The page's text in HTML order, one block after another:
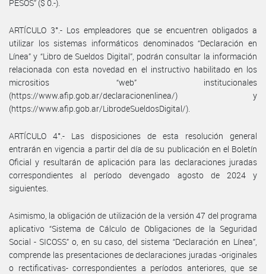
PESOS” ($ 0.-).
ARTÍCULO 3°.- Los empleadores que se encuentren obligados a
utilizar los sistemas informáticos denominados “Declaración en
Línea” y “Libro de Sueldos Digital”, podrán consultar la información
relacionada con esta novedad en el instructivo habilitado en los
micrositios “web” institucionales
(https://www.afip.gob.ar/declaracionenlinea/) y
(https://www.afip.gob.ar/LibrodeSueldosDigital/).
ARTÍCULO 4°.- Las disposiciones de esta resolución general
entrarán en vigencia a partir del día de su publicación en el Boletín
Oficial y resultarán de aplicación para las declaraciones juradas
correspondientes al período devengado agosto de 2024 y
siguientes.
Asimismo, la obligación de utilización de la versión 47 del programa
aplicativo “Sistema de Cálculo de Obligaciones de la Seguridad
Social - SICOSS” o, en su caso, del sistema “Declaración en Línea”,
comprende las presentaciones de declaraciones juradas -originales
o rectificativas- correspondientes a períodos anteriores, que se